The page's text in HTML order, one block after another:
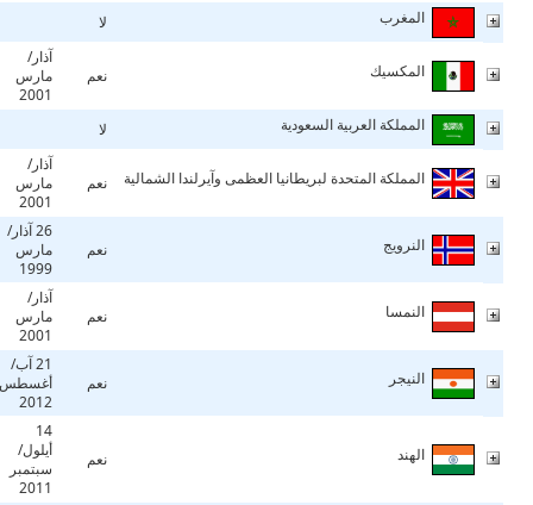
المغرب
المكسيك نعم
آذار/
مارس
2001
المملكة العربية السعودية
المملكة المتحدة لبريطانيا العظمى وآيرلندا الشمالية نعم
آذار/
مارس
2001
النرويج نعم
26 آذار/
مارس
1999
النمسا نعم
آذار/
مارس
2001
النيجر نعم
21 آب/
أغسطس
2012
الهند نعم
14
أيلول/
سبتمبر
2011